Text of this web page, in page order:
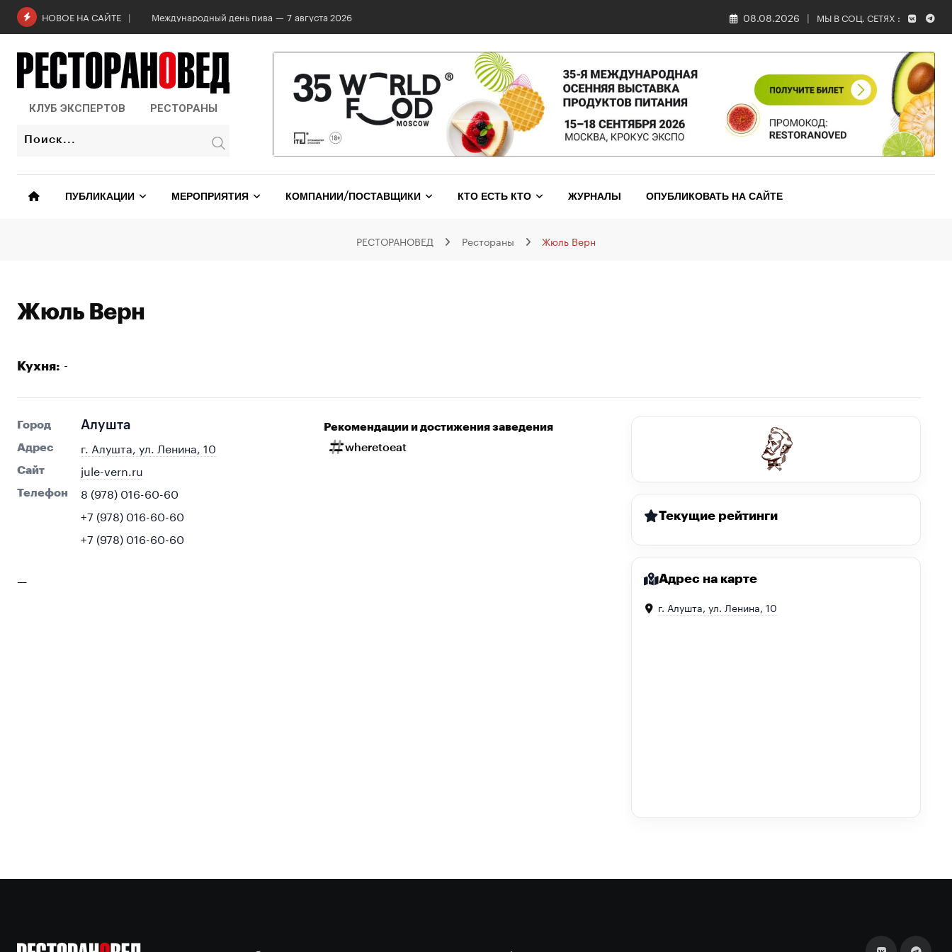
Skip
НОВОЕ НА САЙТЕ Международный день пива — 7 августа 2026 08.08.2026 МЫ В СОЦ. СЕТЯХ :
КЛУБ ЭКСПЕРТОВ РЕСТОРАНЫ
ПУБЛИКАЦИИ МЕРОПРИЯТИЯ КОМПАНИИ/ПОСТАВЩИКИ КТО ЕСТЬ КТО ЖУРНАЛЫ ОПУБЛИКОВАТЬ НА САЙТЕ
РЕСТОРАНОВЕД Рестораны Жюль Верн
Жюль Верн
Кухня: -
Город Алушта
Адрес г. Алушта, ул. Ленина, 10
Сайт jule-vern.ru
Телефон
8 (978) 016-60-60
+7 (978) 016-60-60
+7 (978) 016-60-60
Рекомендации и достижения заведения
wheretoeat
—
Текущие рейтинги
Адрес на карте
г. Алушта, ул. Ленина, 10